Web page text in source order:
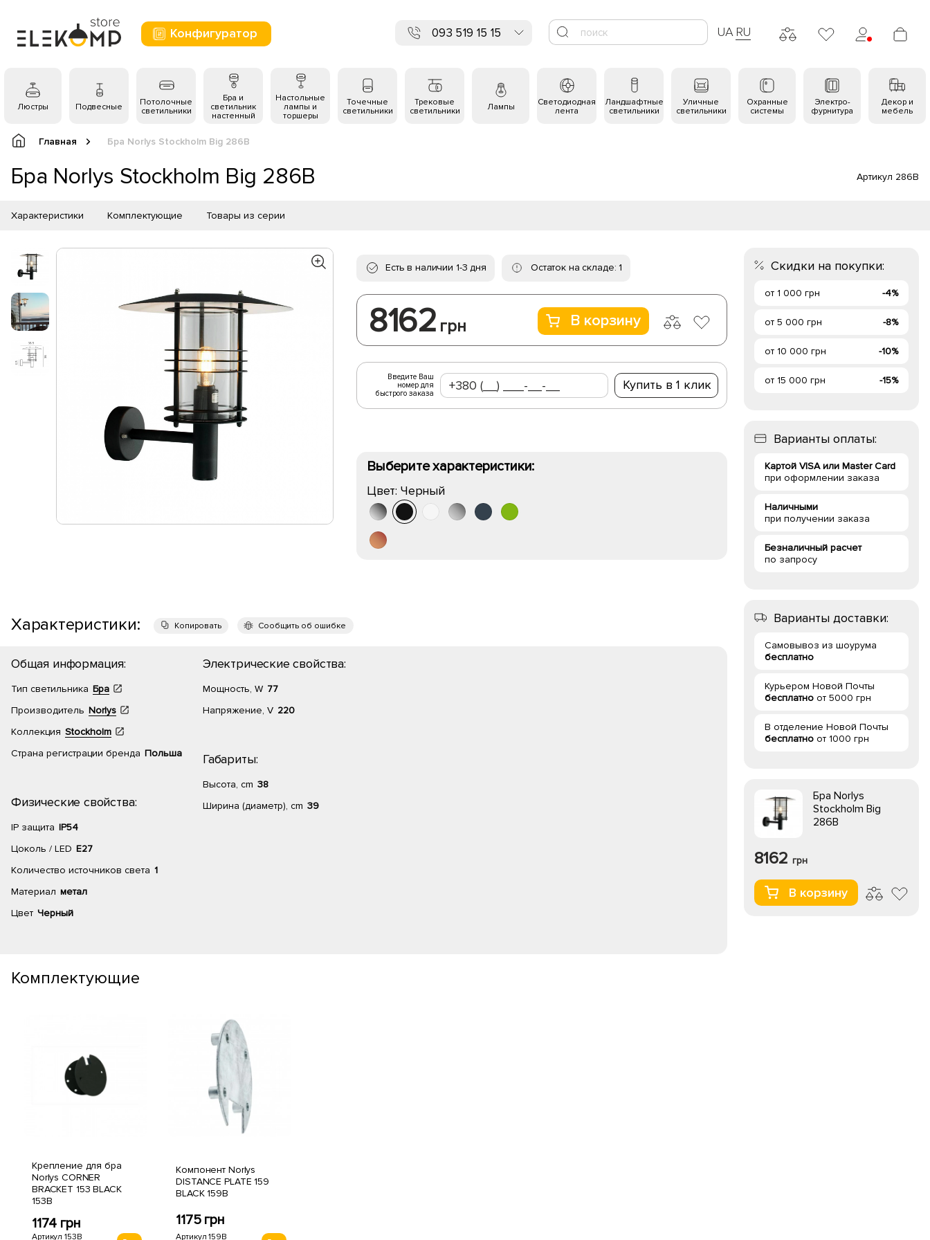
Конфигуратор 093 519 15 15 UA RU
Люстры Подвесные
Потолочные
светильники
Бра и
светильник
настенный
Настольные
лампы и
торшеры
Точечные
светильники
Трековые
светильники
Лампы
Светодиодная
лента
Ландшафтные
светильники
Уличные
светильники
Охранные
системы
Электро-
фурнитура
Декор и
мебель
Главная Бра Norlys Stockholm Big 286B
Бра Norlys Stockholm Big 286B Артикул 286B
Характеристики Комплектующие Товары из серии
Есть в наличии 1-3 дня Остаток на складе: 1
8162 грн В корзину
Введите Ваш
номер для
быстрого заказа
Купить в 1 клик
Выберите характеристики:
Цвет: Черный
Характеристики: Копировать Сообщить об ошибке
Общая информация:
Тип светильника Бра
Производитель Norlys
Коллекция Stockholm
Страна регистрации бренда Польша
Физические свойства:
IP защита IP54
Цоколь / LED E27
Количество источников света 1
Материал метал
Цвет Черный
Электрические свойства:
Мощность, W 77
Напряжение, V 220
Габариты:
Высота, cm 38
Ширина (диаметр), cm 39
Комплектующие
Крепление для бра
Norlys CORNER
BRACKET 153 BLACK
153B
1174 грн
Артикул 153B
Компонент Norlys
DISTANCE PLATE 159
BLACK 159B
1175 грн
Артикул 159B
Скидки на покупки:
от 1 000 грн -4%
от 5 000 грн -8%
от 10 000 грн -10%
от 15 000 грн -15%
Варианты оплаты:
Картой VISA или Master Card
при оформлении заказа
Наличными
при получении заказа
Безналичный расчет
по запросу
Варианты доставки:
Самовывоз из шоурума
бесплатно
Курьером Новой Почты
бесплатно от 5000 грн
В отделение Новой Почты
бесплатно от 1000 грн
Бра Norlys
Stockholm Big
286B
8162 грн
В корзину